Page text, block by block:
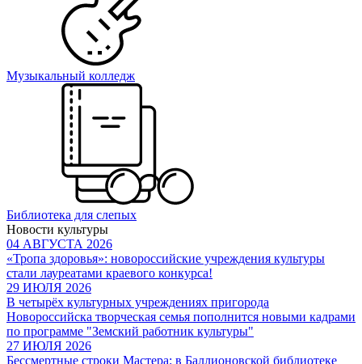
Музыкальный колледж
Библиотека для слепых
Новости культуры
04 АВГУСТА 2026
«Тропа здоровья»: новороссийские учреждения культуры
стали лауреатами краевого конкурса!
29 ИЮЛЯ 2026
В четырёх культурных учреждениях пригорода
Новороссийска творческая семья пополнится новыми кадрами
по программе "Земский работник культуры"
27 ИЮЛЯ 2026
Бессмертные строки Мастера: в Баллионовской библиотеке